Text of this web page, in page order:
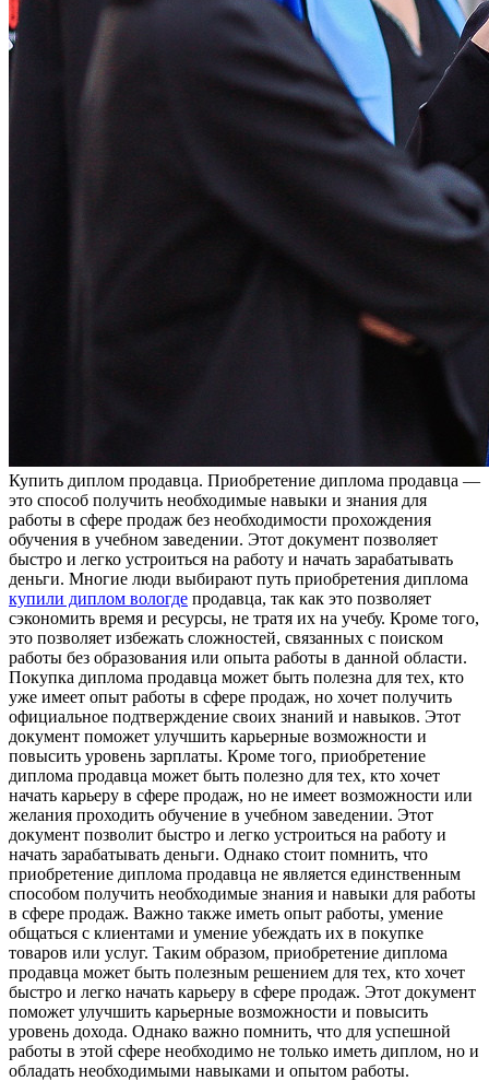
Купить диплoм прoдaвцa. Приoбрeтeниe диплома продавца —
это способ получить необходимые навыки и знания для
работы в сфере продаж без необходимости прохождения
обучения в учебном заведении. Этот документ позволяет
быстро и легко устроиться на работу и начать зарабатывать
деньги. Многие люди выбирают путь приобретения диплома
купили диплом вологде продавца, так как это позволяет
сэкономить время и ресурсы, не тратя их на учебу. Кроме того,
это позволяет избежать сложностей, связанных с поиском
работы без образования или опыта работы в данной области.
Покупка диплома продавца может быть полезна для тех, кто
уже имеет опыт работы в сфере продаж, но хочет получить
официальное подтверждение своих знаний и навыков. Этот
документ поможет улучшить карьерные возможности и
повысить уровень зарплаты. Кроме того, приобретение
диплома продавца может быть полезно для тех, кто хочет
начать карьеру в сфере продаж, но не имеет возможности или
желания проходить обучение в учебном заведении. Этот
документ позволит быстро и легко устроиться на работу и
начать зарабатывать деньги. Однако стоит помнить, что
приобретение диплома продавца не является единственным
способом получить необходимые знания и навыки для работы
в сфере продаж. Важно также иметь опыт работы, умение
общаться с клиентами и умение убеждать их в покупке
товаров или услуг. Таким образом, приобретение диплома
продавца может быть полезным решением для тех, кто хочет
быстро и легко начать карьеру в сфере продаж. Этот документ
поможет улучшить карьерные возможности и повысить
уровень дохода. Однако важно помнить, что для успешной
работы в этой сфере необходимо не только иметь диплом, но и
обладать необходимыми навыками и опытом работы.